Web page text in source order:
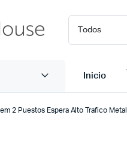
Inicio
2 Puestos Espera Alto Trafico